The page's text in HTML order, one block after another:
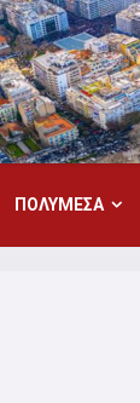
ΠΟΛΥΜΕΣΑ